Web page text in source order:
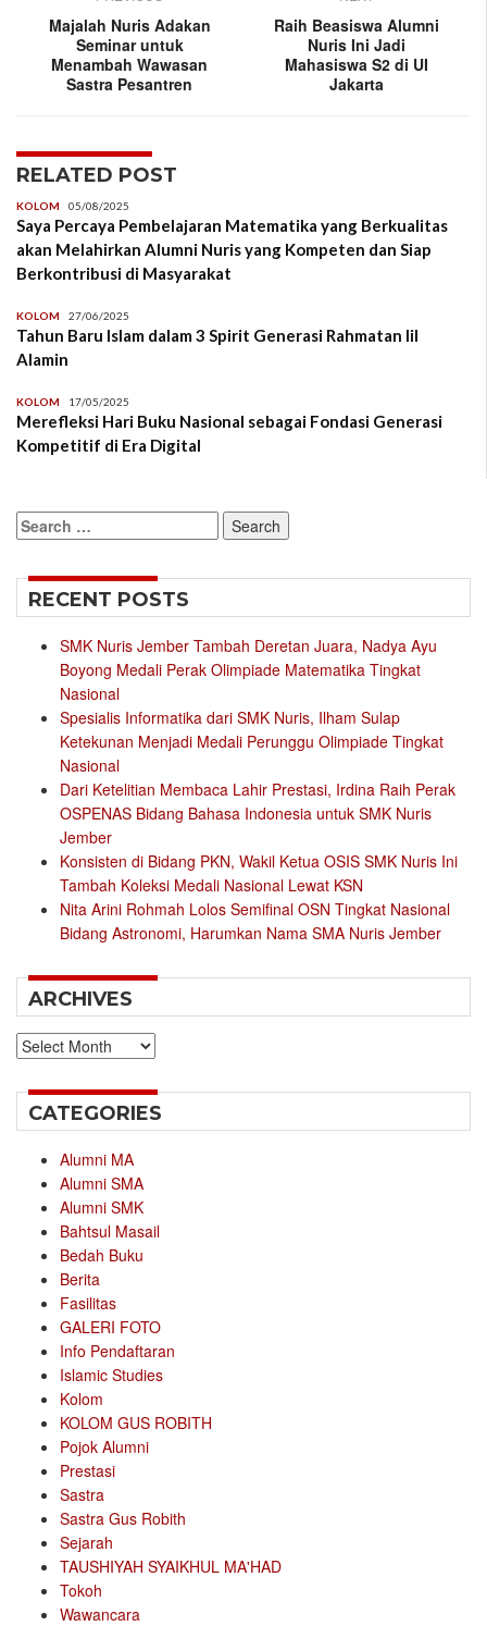
Majalah Nuris Adakan
Seminar untuk
Menambah Wawasan
Sastra Pesantren
Raih Beasiswa Alumni
Nuris Ini Jadi
Mahasiswa S2 di UI
Jakarta
RELATED POST
KOLOM 05/08/2025
Saya Percaya Pembelajaran Matematika yang Berkualitas
akan Melahirkan Alumni Nuris yang Kompeten dan Siap
Berkontribusi di Masyarakat
KOLOM 27/06/2025
Tahun Baru Islam dalam 3 Spirit Generasi Rahmatan lil
Alamin
KOLOM 17/05/2025
Merefleksi Hari Buku Nasional sebagai Fondasi Generasi
Kompetitif di Era Digital
Search
for:
RECENT POSTS
SMK Nuris Jember Tambah Deretan Juara, Nadya Ayu
Boyong Medali Perak Olimpiade Matematika Tingkat
Nasional
Spesialis Informatika dari SMK Nuris, Ilham Sulap
Ketekunan Menjadi Medali Perunggu Olimpiade Tingkat
Nasional
Dari Ketelitian Membaca Lahir Prestasi, Irdina Raih Perak
OSPENAS Bidang Bahasa Indonesia untuk SMK Nuris
Jember
Konsisten di Bidang PKN, Wakil Ketua OSIS SMK Nuris Ini
Tambah Koleksi Medali Nasional Lewat KSN
Nita Arini Rohmah Lolos Semifinal OSN Tingkat Nasional
Bidang Astronomi, Harumkan Nama SMA Nuris Jember
ARCHIVES
Archives
CATEGORIES
Alumni MA
Alumni SMA
Alumni SMK
Bahtsul Masail
Bedah Buku
Berita
Fasilitas
GALERI FOTO
Info Pendaftaran
Islamic Studies
Kolom
KOLOM GUS ROBITH
Pojok Alumni
Prestasi
Sastra
Sastra Gus Robith
Sejarah
TAUSHIYAH SYAIKHUL MA'HAD
Tokoh
Wawancara